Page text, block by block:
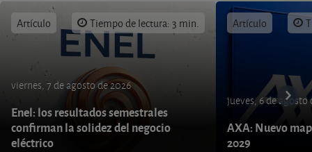
Artículo Tiempo de lectura: 3 min.
viernes, 7 de agosto de 2026
Enel: los resultados semestrales
confirman la solidez del negocio
eléctrico
Artículo
jueves, 6 de agosto
AXA: Nuevo
2029